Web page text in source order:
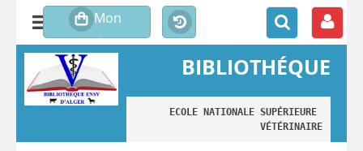
BIBLIOTHÉQUE
ECOLE NATIONALE SUPÉRIEURE
VÉTÉRINAIRE